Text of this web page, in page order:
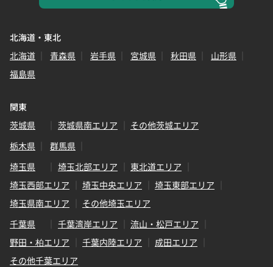
北海道・東北
北海道
青森県 岩手県 宮城県 秋田県
山形県
福島県
関東
茨城県
茨城県南エリア
その他茨城エリア
栃木県
群馬県
埼玉県
埼玉北部エリア
東北道エリア
埼玉西部エリア
埼玉中央エリア
埼玉東部エリア
埼玉県南エリア
その他埼玉エリア
千葉県
千葉湾岸エリア
流山・松戸エリア
野田・柏エリア
千葉内陸エリア
成田エリア
その他千葉エリア